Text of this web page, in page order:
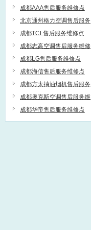
服务维修联系方式
成都AAA售后服务维修点
北京通州格力空调售后服务
维修点
成都TCL售后服务维修点
成都志高空调售后服务维修
点
成都LG售后服务维修点
成都海信售后服务维修点
成都方太抽油烟机售后服务
维修点
成都奥克斯空调售后服务维
修点
成都华帝售后服务维修点